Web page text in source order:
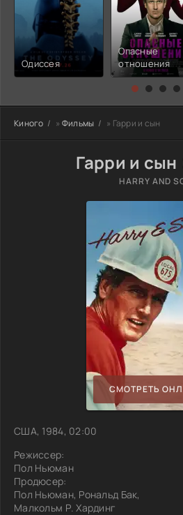
Одиссея
Опасные
отношения
Киного » Фильмы » Гарри и сын
Гарри и сын
HARRY AND
СМОТРЕТЬ
США, 1984, 02:00
Режиссер:
Пол Ньюман
Продюсер:
Пол Ньюман, Рональд Бак,
Малкольм Р. Хардинг